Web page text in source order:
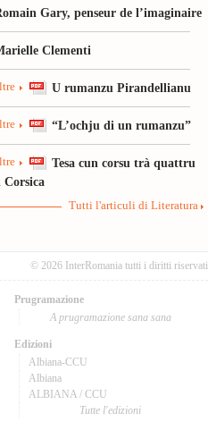
Gary, penseur de l’imaginaire
Clementi
U rumanzu Pirandellianu
“L’ochju di un rumanzu”
Tesa cun corsu trà quattru
Tutti l'articuli di Literatura
© 2026 InterRomania tutti i diritti riservati
Prugramazione
A prugramazione sana sana
Edizioni
Albiana-CCU
Albiana
ALBIANA / CCU
Tutte l'edizioni